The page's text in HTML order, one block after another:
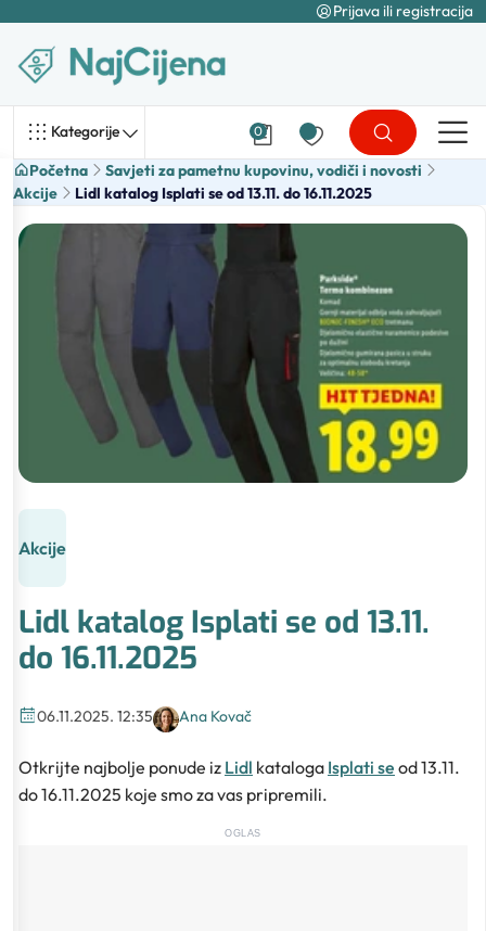
Prijava ili registracija
Kategorije 0
Početna
Savjeti za pametnu kupovinu, vodiči i novosti
Akcije
Lidl katalog Isplati se od 13.11. do 16.11.2025
Akcije
Lidl katalog Isplati se od 13.11.
do 16.11.2025
06.11.2025. 12:35 Ana Kovač
Otkrijte najbolje ponude iz Lidl kataloga Isplati se od 13.11.
do 16.11.2025 koje smo za vas pripremili.
OGLAS